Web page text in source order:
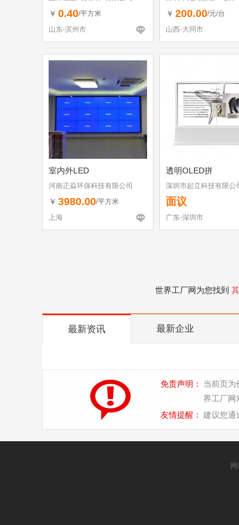
￥ 0.40/平方米
山东-滨州市
（个体工商户）
￥ 200.00/元/台
山西-大同市
室内外LED
河南正焱环保科技有限公司
￥ 3980.00/平方米
上海
透明OLED拼
深圳市起立科技有限公
面议
广东-深圳市
世界工厂网为您找到
最新资讯 最新企业
免责声明：
当前页为
界工厂网
友情提醒： 建议您通